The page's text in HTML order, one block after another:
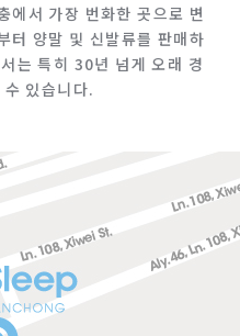
에서 가장 번화한 곳으로 변
터 양말 및 신발류를 판매하
는 특히 30년 넘게 오래 경
있습니다.